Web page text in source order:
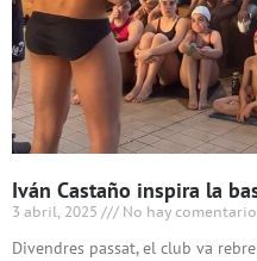
Iván Castaño inspira la
3 abril, 2025 No hay
Divendres passat, el club va